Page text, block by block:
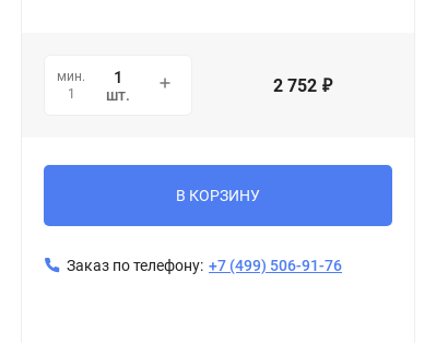
мин.
1
шт. 2 752 ₽
В КОРЗИНУ
Заказ по телефону: +7 (499) 506-91-76